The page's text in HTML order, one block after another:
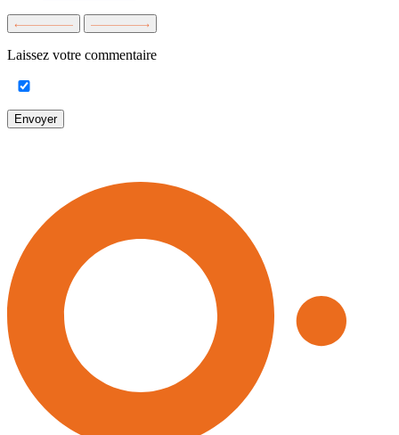
Laissez votre commentaire
Envoyer